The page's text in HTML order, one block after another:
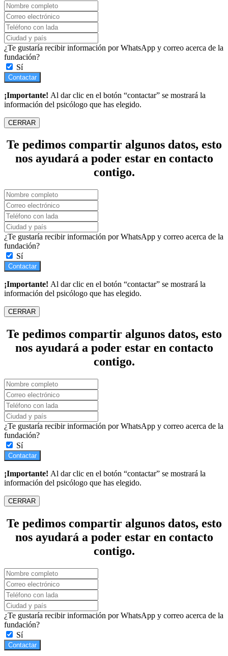
¿Te gustaría recibir información por WhatsApp y correo acerca de la
fundación?
Sí
Contactar
¡Importante! Al dar clic en el botón “contactar” se mostrará la
información del psicólogo que has elegido.
CERRAR
Te pedimos compartir algunos datos, esto
nos ayudará a poder estar en contacto
contigo.
¿Te gustaría recibir información por WhatsApp y correo acerca de la
fundación?
Sí
Contactar
¡Importante! Al dar clic en el botón “contactar” se mostrará la
información del psicólogo que has elegido.
CERRAR
Te pedimos compartir algunos datos, esto
nos ayudará a poder estar en contacto
contigo.
¿Te gustaría recibir información por WhatsApp y correo acerca de la
fundación?
Sí
Contactar
¡Importante! Al dar clic en el botón “contactar” se mostrará la
información del psicólogo que has elegido.
CERRAR
Te pedimos compartir algunos datos, esto
nos ayudará a poder estar en contacto
contigo.
¿Te gustaría recibir información por WhatsApp y correo acerca de la
fundación?
Sí
Contactar